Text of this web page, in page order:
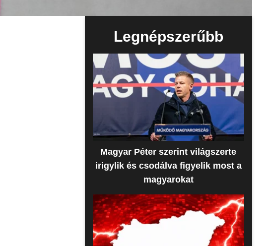
Legnépszerűbb
Magyar Péter szerint világszerte
irigylik és csodálva figyelik most a
magyarokat